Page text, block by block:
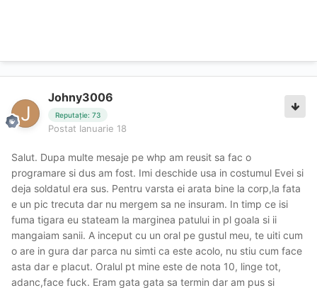
Johny3006
Reputație: 73
Postat Ianuarie 18
Salut. Dupa multe mesaje pe whp am reusit sa fac o
programare si dus am fost. Imi deschide usa in costumul Evei si
deja soldatul era sus. Pentru varsta ei arata bine la corp,la fata
e un pic trecuta dar nu mergem sa ne insuram. In timp ce isi
fuma tigara eu stateam la marginea patului in pl goala si ii
mangaiam sanii. A inceput cu un oral pe gustul meu, te uiti cum
o are in gura dar parca nu simti ca este acolo, nu stiu cum face
asta dar e placut. Oralul pt mine este de nota 10, linge tot,
adanc,face fuck. Eram gata gata sa termin dar am pus si